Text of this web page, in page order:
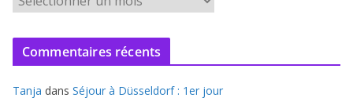
c
v
Commentaires récents
Tanja dans Séjour à Düsseldorf : 1er jour